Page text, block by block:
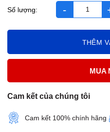
bách niên kiện hộp 2 vỉ x10
THÊM
MUA
Cam kết của chúng tôi
Cam kết 100% chính hãng